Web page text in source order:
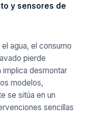
y sensores de
agua, el consumo
pierde
implica desmontar
modelos,
se sitúa en un
sencillas